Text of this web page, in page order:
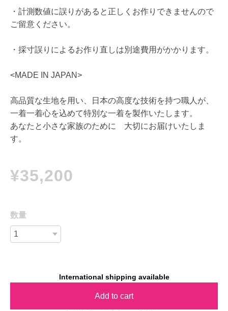
・計測数値に誤りがあると正しくお作りできませんので
ご留意ください。
・採寸誤りによるお作り直しは別途費用がかかります。
<MADE IN JAPAN>
高品質な生地を用い、日本の高度な技術を持つ職人が、
一着一着心を込めて特別な一着を製作いたします。
あなたと小さな家族のために 大切にお届けいたしま
す。
¥35,200
数量
International shipping available
Add to cart